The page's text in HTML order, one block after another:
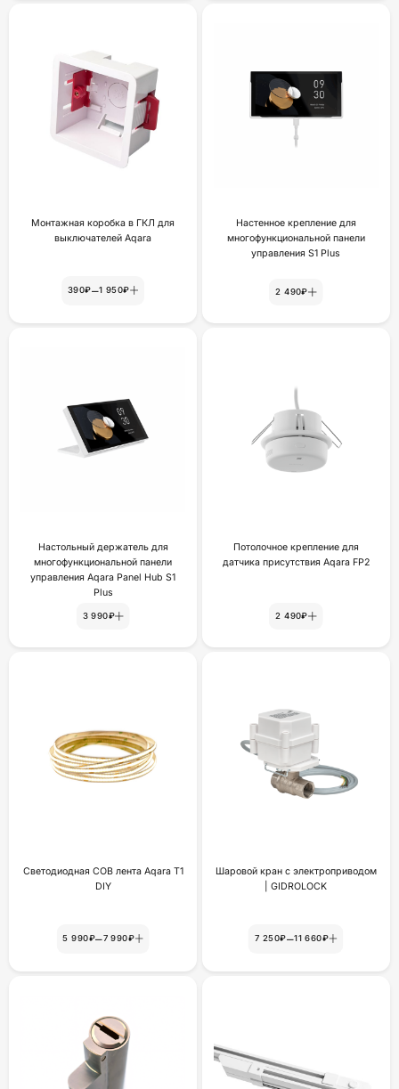
Монтажная коробка в ГКЛ для
выключателей Aqara
390₽–1 950₽
Настенное крепление для
многофункциональной панели
yпpaвлeния S1 Plus
2 490₽
Настольный держатель для
многофункциональной панели
управления Aqara Panel Hub S1
Plus
3 990₽
Потолочное крепление для
датчика присутствия Aqara FP2
2 490₽
Светодиодная COB лента Aqara T1
DIY
5 990₽–7 990₽
Шаровой кран с электроприводом
| GIDROLOCK
7 250₽–11 660₽